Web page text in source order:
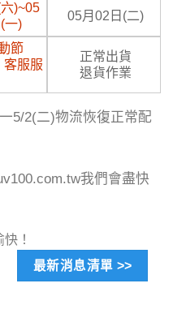
)~05
一)
05月02日(二)
節
客服服
正常出貨
退貨作業
5/2(二)物流恢復正常配
我們會盡快
！
最新消息清單 >>